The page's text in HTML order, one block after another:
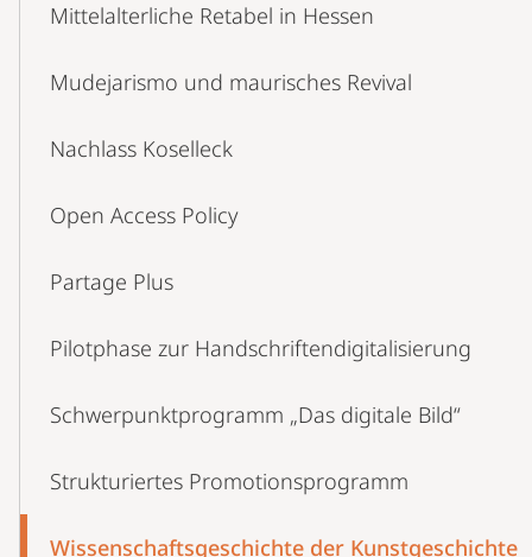
Mittelalterliche Retabel in Hessen
Mudejarismo und maurisches Revival
Nachlass Koselleck
Open Access Policy
Partage Plus
Pilotphase zur Handschriftendigitalisierung
Schwerpunktprogramm „Das digitale Bild“
Strukturiertes Promotionsprogramm
Wissenschaftsgeschichte der Kunstgeschichte